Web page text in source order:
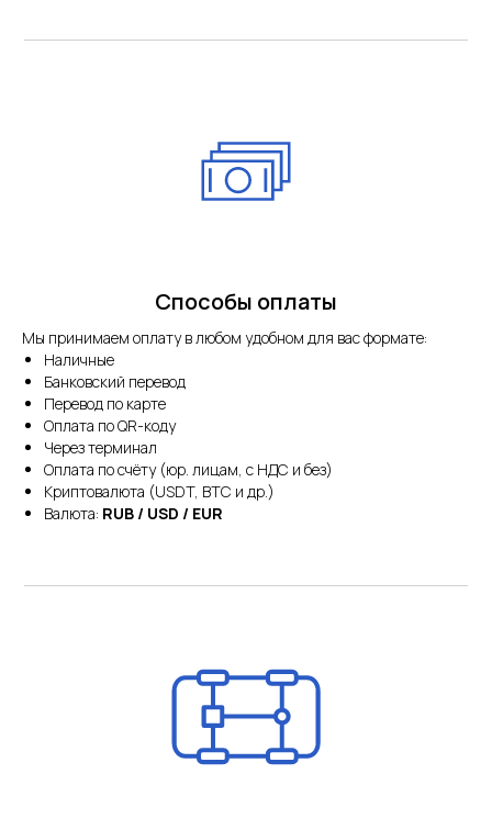
Способы оплаты
Мы принимаем оплату в любом удобном для вас формате:
Наличные
Банковский перевод
Перевод по карте
Оплата по QR-коду
Через терминал
Оплата по счёту (юр. лицам, с НДС и без)
Криптовалюта (USDT, BTC и др.)
Валюта: RUB / USD / EUR